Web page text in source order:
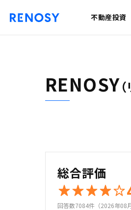
不動産投資
RENOSY
総合評価
回答数7084件（2026年08